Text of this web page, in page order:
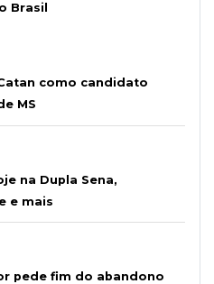
Brasil
como candidato
MS
na Dupla Sena,
e mais
pede fim do abandono